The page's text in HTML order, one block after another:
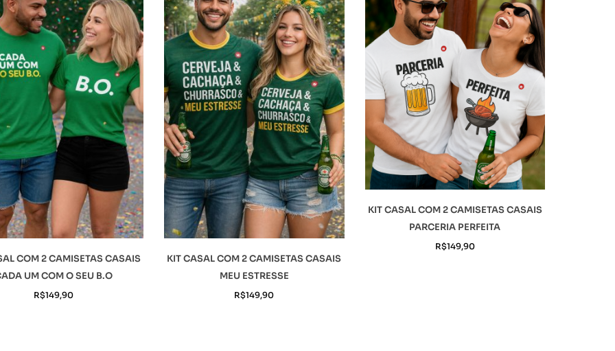
COM 2 CAMISETAS CASAIS
UM COM O SEU B.O
R$149,90
KIT CASAL COM 2 CAMISETAS CASAIS
MEU ESTRESSE
R$149,90
KIT CASAL COM 2 CAMISETAS CASAIS
PARCERIA PERFEITA
R$149,90